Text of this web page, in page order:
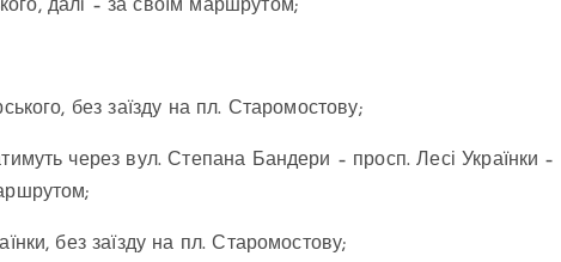
далі – за своїм маршрутом;
без заїзду на пл. Старомостову;
через вул. Степана Бандери – просп. Лесі Українки –
без заїзду на пл. Старомостову;